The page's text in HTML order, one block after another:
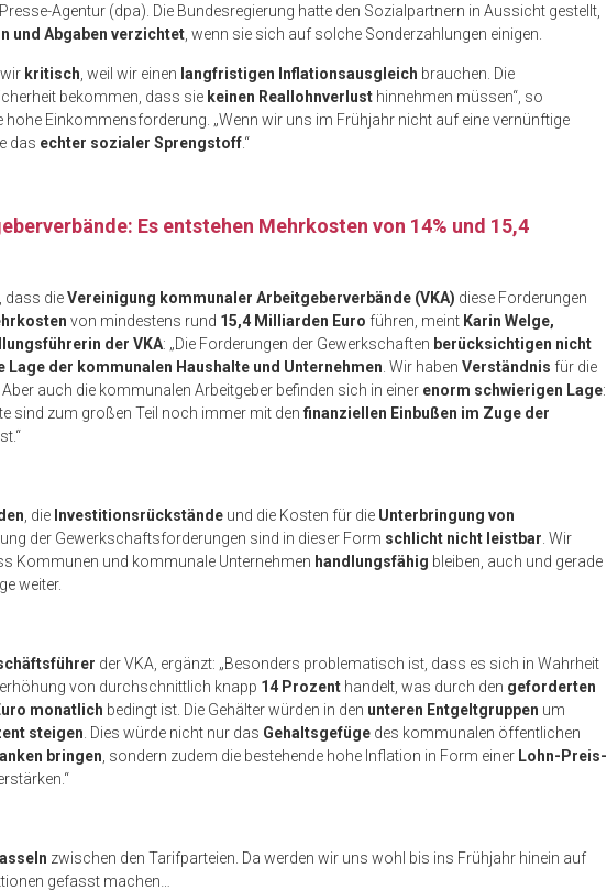
Agentur (dpa). Die Bundesregierung hatte den Sozialpartnern in Aussicht gestellt,
und Abgaben verzichtet , wenn sie sich auf solche Sonderzahlungen einigen.
kritisch , weil wir einen langfristigen Inflationsausgleich brauchen. Die
bekommen, dass sie keinen Reallohnverlust hinnehmen müssen“, so
hohe Einkommensforderung. „Wenn wir uns im Frühjahr nicht auf eine vernünftige
das echter sozialer Sprengstoff.“
Es entstehen Mehrkosten von 14% und 15,4
dass dieVereinigung kommunaler Arbeitgeberverbände (VKA) diese Forderungen
von mindestens rund 15,4 Milliarden Euro führen, meint Karin Welge,
der VKA: „Die Forderungen der Gewerkschaften berücksichtigen nicht
der kommunalen Haushalte und Unternehmen . Wir haben Verständnis für die
auch die kommunalen Arbeitgeber befinden sich in einer enorm schwierigen Lage:
sind zum großen Teil noch immer mit den finanziellen Einbußen im Zuge der
, die Investitionsrückstände und die Kosten für die Unterbringung von
der Gewerkschaftsforderungen sind in dieser Form schlicht nicht leistbar . Wir
Kommunen und kommunale Unternehmen handlungsfähig bleiben, auch und gerade
weiter.
der VKA, ergänzt: „Besonders problematisch ist, dass es sich in Wahrheit
von durchschnittlich knapp 14 Prozent handelt, was durch den geforderten
monatlich bedingt ist. Die Gehälter würden in den unteren Entgeltgruppen um
steigen . Dies würde nicht nur das Gehaltsgefüge des kommunalen öffentlichen
bringen , sondern zudem die bestehende hohe Inflation in Form einer Lohn-Preis-
zwischen den Tarifparteien. Da werden wir uns wohl bis ins Frühjahr hinein auf
gefasst machen…